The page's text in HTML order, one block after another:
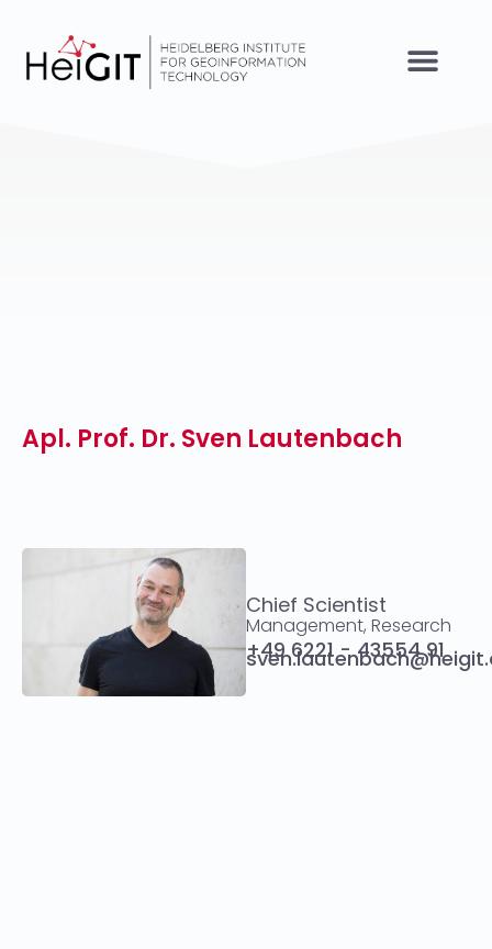
Apl. Prof. Dr. Sven Lautenbach
Chief Scientist
Management, Research
+49 6221 - 43554 91